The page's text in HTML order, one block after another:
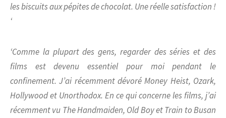
les biscuits aux pépites de chocolat. Une réelle satisfaction !
‘
‘Comme la plupart des gens, regarder des séries et des
films est devenu essentiel pour moi pendant le
confinement. J’ai récemment dévoréMoney Heist, Ozark,
Hollywoodet Unorthodox. En ce qui concerne les films, j’ai
récemment vu The Handmaiden, Old BoyetTrain to Busan